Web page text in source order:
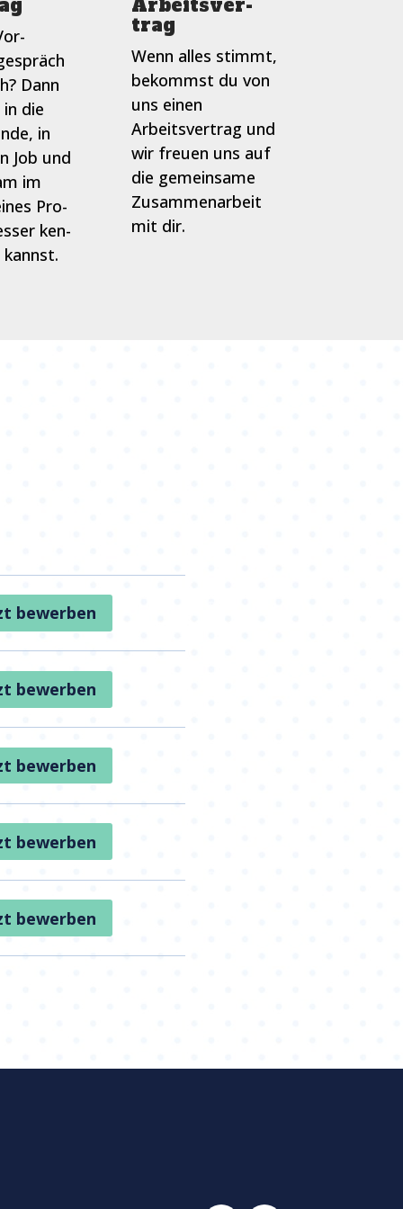
Dann
die
in
Job und
im
Pro­
ken­
Arbeitsver­
trag
Wenn alles stimmt,
bekommst du von
uns einen
Arbeitsvertrag und
wir freuen uns auf
die gemeinsame
Zusammenarbeit
mit dir.
bewerben
bewerben
bewerben
bewerben
bewerben